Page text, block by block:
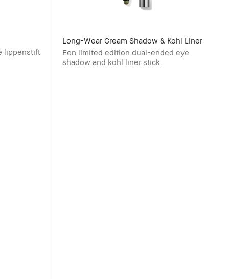
lippenstift
Long-Wear Cream Shadow & Kohl Liner
Een limited edition dual-ended eye
shadow and kohl liner stick.